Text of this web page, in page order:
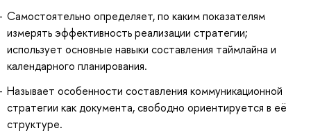
Самостоятельно определяет, по каким показателям
измерять эффективность реализации стратегии;
использует основные навыки составления таймлайна и
календарного планирования.
Называет особенности составления коммуникационной
стратегии как документа, свободно ориентируется в её
структуре.